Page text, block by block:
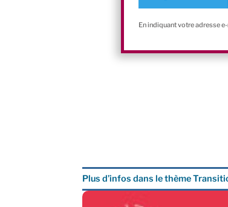
En indiquant votre adresse
Plus d’infos dans le thème